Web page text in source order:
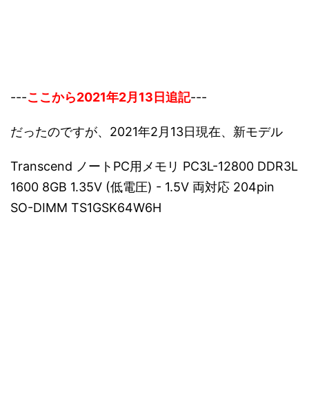
---ここから2021年2月13日追記---
だったのですが、2021年2月13日現在、新モデル
Transcend ノートPC用メモリ PC3L-12800 DDR3L
1600 8GB 1.35V (低電圧) - 1.5V 両対応 204pin
SO-DIMM TS1GSK64W6H